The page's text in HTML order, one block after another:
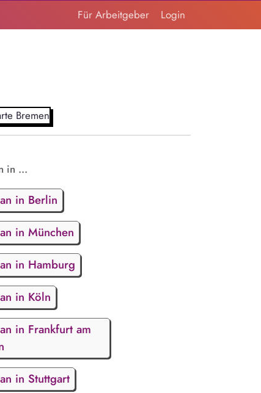
Für Arbeitgeber Login
in ...
in Berlin
in München
in Hamburg
in Köln
in Frankfurt am
in Stuttgart